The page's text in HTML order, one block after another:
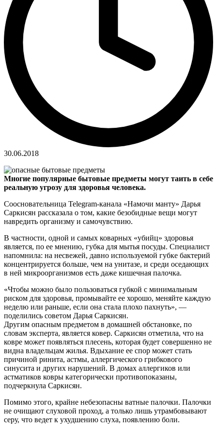
30.06.2018
Многие популярные бытовые предметы могут таить в себе
реальную угрозу для здоровья человека.
Соосновательница Telegram-канала «Намочи манту» Дарья
Саркисян рассказала о том, какие безобидные вещи могут
навредить организму и самочувствию.
В частности, одной и самых коварных «убийц» здоровья
является, по ее мнению, губка для мытья посуды. Специалист
напомнила: на несвежей, давно используемой губке бактерий
концентрируется больше, чем на унитазе, и среди оседающих
в ней микроорганизмов есть даже кишечная палочка.
«Чтобы можно было пользоваться губкой с минимальным
риском для здоровья, промывайте ее хорошо, меняйте каждую
неделю или раньше, если она стала плохо пахнуть», —
поделились советом Дарья Саркисян.
Другим опасным предметом в домашней обстановке, по
словам эксперта, является ковер. Саркисян отметила, что на
ковре может появляться плесень, которая будет совершенно не
видна владельцам жилья. Вдыхание ее спор может стать
причиной ринита, астмы, аллергического грибкового
синусита и других нарушений. В домах аллергиков или
астматиков ковры категорически противопоказаны,
подчеркнула Саркисян.
Помимо этого, крайне небезопасны ватные палочки. Палочки
не очищают слуховой проход, а только лишь утрамбовывают
серу, что ведет к ухудшению слуха, появлению боли.